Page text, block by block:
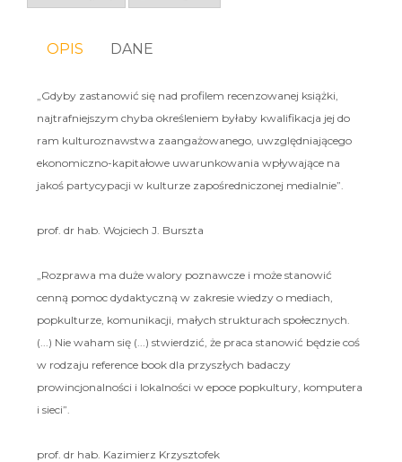
OPIS DANE
„Gdyby zastanowić się nad profilem recenzowanej książki,
najtrafniejszym chyba określeniem byłaby kwalifikacja jej do
ram kulturoznawstwa zaangażowanego, uwzględniającego
ekonomiczno-kapitałowe uwarunkowania wpływające na
jakoś partycypacji w kulturze zapośredniczonej medialnie”.
prof. dr hab. Wojciech J. Burszta
„Rozprawa ma duże walory poznawcze i może stanowić
cenną pomoc dydaktyczną w zakresie wiedzy o mediach,
popkulturze, komunikacji, małych strukturach społecznych.
(...) Nie waham się (...) stwierdzić, że praca stanowić będzie coś
w rodzaju reference book dla przyszłych badaczy
prowincjonalności i lokalności w epoce popkultury, komputera
i sieci”.
prof. dr hab. Kazimierz Krzysztofek